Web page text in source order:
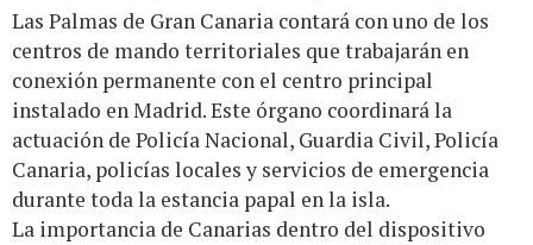
Las Palmas de Gran Canaria contará con uno de los
centros de mando territoriales que trabajarán en
conexión permanente con el centro principal
instalado en Madrid. Este órgano coordinará la
actuación de Policía Nacional, Guardia Civil, Policía
Canaria, policías locales y servicios de emergencia
durante toda la estancia papal en la isla.
La importancia de Canarias dentro del dispositivo